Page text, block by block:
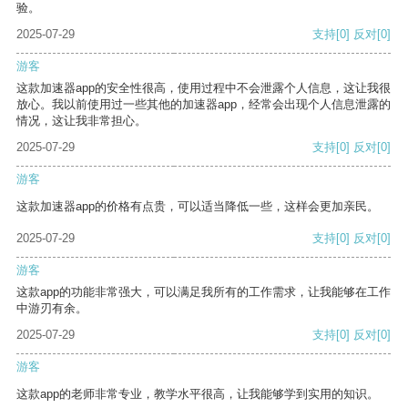
验。
2025-07-29
支持[0] 反对[0]
游客
这款加速器app的安全性很高，使用过程中不会泄露个人信息，这让我很
放心。我以前使用过一些其他的加速器app，经常会出现个人信息泄露的
情况，这让我非常担心。
2025-07-29
支持[0] 反对[0]
游客
这款加速器app的价格有点贵，可以适当降低一些，这样会更加亲民。
2025-07-29 支持[0] 反对[0]
游客
这款app的功能非常强大，可以满足我所有的工作需求，让我能够在工作
中游刃有余。
2025-07-29
支持[0] 反对[0]
游客
这款app的老师非常专业，教学水平很高，让我能够学到实用的知识。